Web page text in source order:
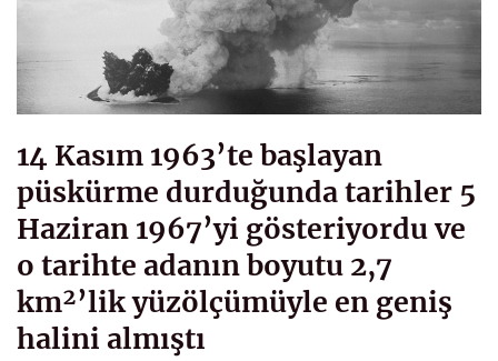
14 Kasım 1963’te başlayan
püskürme durduğunda tarihler 5
Haziran 1967’yi gösteriyordu ve
o tarihte adanın boyutu 2,7
km²’lik yüzölçümüyle en geniş
halini almıştı